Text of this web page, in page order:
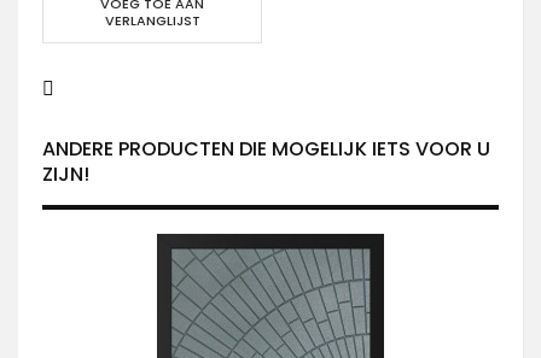
VOEG TOE AAN
VERLANGLIJST
ANDERE PRODUCTEN DIE MOGELIJK IETS VOOR U
ZIJN!